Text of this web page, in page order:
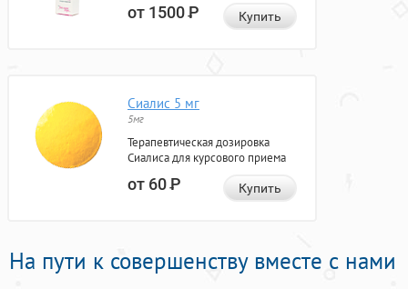
от 1500Р Купить
Сиалис 5 мг
5мг
Терапевтическая дозировка
Сиалиса для курсового приема
от 60Р Купить
На пути к совершенству вместе с нами